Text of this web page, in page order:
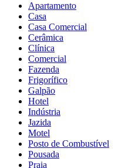
Apartamento
Casa
Casa Comercial
Cerâmica
Clínica
Comercial
Fazenda
Frigorífico
Galpão
Hotel
Indústria
Jazida
Motel
Posto de Combustível
Pousada
Praia